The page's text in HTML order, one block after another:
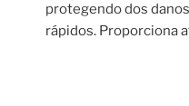
protegendo dos
rápidos. Proporciona